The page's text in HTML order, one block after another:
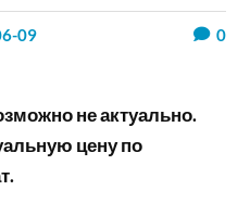
09 0
не актуально.
цену по